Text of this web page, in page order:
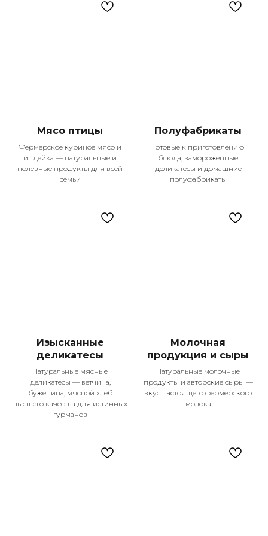
Мясо птицы
Фермерское куриное мясо и
индейка — натуральные и
полезные продукты для всей
семьи
Полуфабрикаты
Готовые к приготовлению
блюда, замороженные
деликатесы и домашние
полуфабрикаты
Изысканные
деликатесы
Натуральные мясные
деликатесы — ветчина,
буженина, мясной хлеб
высшего качества для истинных
гурманов
Молочная
продукция и сыры
Натуральные молочные
продукты и авторские сыры —
вкус настоящего фермерского
молока
работаем над тем, чтобы ваши покупки
приносили только положительные
эмоции.
+7 987 225-25-55
Телефон для справок
Контакты